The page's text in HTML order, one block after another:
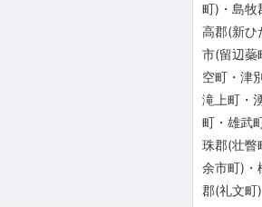
町)・島牧
高郡(新ひ
市(留辺蘂
空町・津
滝上町・
町・雄武
珠郡(壮瞥
余市町)・
郡(礼文町